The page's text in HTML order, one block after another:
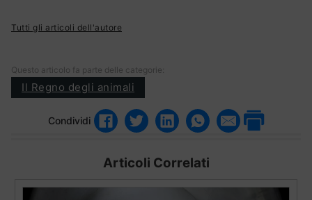
Tutti gli articoli dell'autore
Questo articolo fa parte delle categorie:
Il Regno degli animali
Condividi
Articoli Correlati